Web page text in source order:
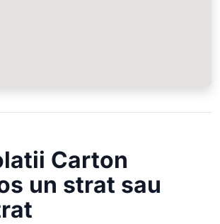
Carton
un strat sau